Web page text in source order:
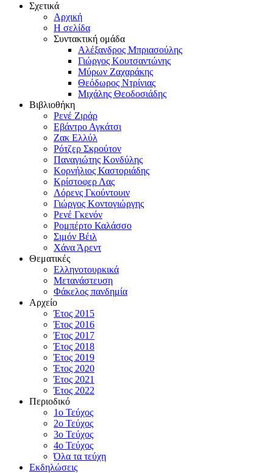
Σχετικά
Αρχική
Η σελίδα
Συντακτική ομάδα
Αλέξανδρος Μπριασούλης
Γιώργος Κουτσαντώνης
Μύρων Ζαχαράκης
Θεόδωρος Ντρίνιας
Μιχάλης Θεοδοσιάδης
Βιβλιοθήκη
Ρενέ Ζιράρ
Εβάντρο Αγκάτσι
Ζακ Ελλύλ
Ρότζερ Σκρούτον
Παναγιώτης Κονδύλης
Κορνήλιος Καστοριάδης
Κρίστοφερ Λας
Λόρενς Γκούντουιν
Γιώργος Κοντογιώργης
Ρενέ Γκενόν
Ρομπέρτο Καλάσσο
Σιμόν Βέιλ
Χάνα Άρεντ
Θεματικές
Ελληνοτουρκικά
Μετανάστευση
Φάκελος πανδημία
Αρχείο
Έτος 2015
Έτος 2016
Έτος 2017
Έτος 2018
Έτος 2019
Έτος 2020
Έτος 2021
Έτος 2022
Περιοδικό
1ο Τεύχος
2ο Τεύχος
3ο Τεύχος
4o Τεύχος
Όλα τα τεύχη
Εκδηλώσεις